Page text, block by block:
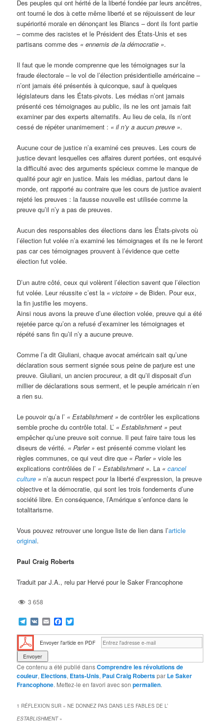
Des peuples qui ont hérité de la liberté fondée par leurs ancêtres,
ont tourné le dos à cette même liberté et se réjouissent de leur
supériorité morale en dénonçant les Blancs – dont ils font partie
– comme des racistes et le Président des États-Unis et ses
partisans comme des « ennemis de la démocratie ».
Il faut que le monde comprenne que les témoignages sur la
fraude électorale – le vol de l’élection présidentielle américaine –
n’ont jamais été présentés à quiconque, sauf à quelques
législateurs dans les États-pivots. Les médias n’ont jamais
présenté ces témoignages au public, ils ne les ont jamais fait
examiner par des experts alternatifs. Au lieu de cela, ils n’ont
cessé de répéter unanimement : « il n’y a aucun preuve ».
Aucune cour de justice n’a examiné ces preuves. Les cours de
justice devant lesquelles ces affaires durent portées, ont esquivé
la difficulté avec des arguments spécieux comme le manque de
qualité pour agir en justice. Mais les médias, partout dans le
monde, ont rapporté au contraire que les cours de justice avaient
rejeté les preuves : la fausse nouvelle est utilisée comme la
preuve qu’il n’y a pas de preuves.
Aucun des responsables des élections dans les États-pivots où
l’élection fut volée n’a examiné les témoignages et ils ne le feront
pas car ces témoignages prouvent à l’évidence que cette
élection fut volée.
D’un autre côté, ceux qui volèrent l’élection savent que l’élection
fut volée. Leur réussite c’est la « victoire » de Biden. Pour eux,
la fin justifie les moyens.
Ainsi nous avons la preuve d’une élection volée, preuve qui a été
rejetée parce qu’on a refusé d’examiner les témoignages et
répété sans fin qu’il n’y a aucune preuve.
Comme l’a dit Giuliani, chaque avocat américain sait qu’une
déclaration sous serment signée sous peine de parjure est une
preuve. Giuliani, un ancien procureur, a dit qu’il disposait d’un
millier de déclarations sous serment, et le peuple américain n’en
a rien su.
Le pouvoir qu’a l’ « Establishment » de contrôler les explications
semble proche du contrôle total. L’ « Establishment » peut
empêcher qu’une preuve soit connue. Il peut faire taire tous les
diseurs de vérité. « Parler » est présenté comme violant les
règles communes, ce qui veut dire que « Parler » viole les
explications contrôlées de l’ « Establishment ». La «cancel
culture » n’a aucun respect pour la liberté d’expression, la preuve
objective et la démocratie, qui sont les trois fondements d’une
société libre. En conséquence, l’Amérique s’enfonce dans le
totalitarisme.
Vous pouvez retrouver une longue liste de lien dans l’article
original.
Paul Craig Roberts
Traduit par J.A., relu par Hervé pour le Saker Francophone
3 658
Telegram
VK EmailFacebook
Envoyer l'article en PDF
Ce contenu a été publié dansComprendre les révolutions de
couleur, Elections, Etats-Unis, Paul Craig Robertspar Le Saker
Francophone. Mettez-le en favori avec sonpermalien.
1 RÉFLEXION SUR «NE DONNEZ PAS DANS LES FABLES DE L’
ESTABLISHMENT»